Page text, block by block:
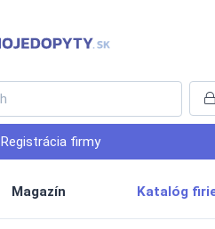
Registrácia firmy
Magazín Katalóg